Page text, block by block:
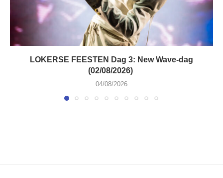
LOKERSE FEESTEN Dag 3: New Wave-dag
(02/08/2026)
04/08/2026